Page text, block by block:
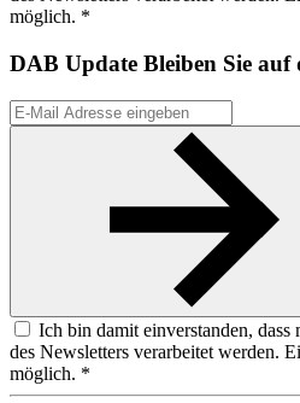
möglich. *
DAB Update Bleiben Sie auf
Ich bin damit einverstanden, dass
des Newsletters verarbeitet werden.
möglich. *